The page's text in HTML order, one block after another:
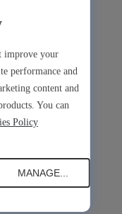
outils premium
improve your
performance and
content and
You can
Policy
MANAGE...